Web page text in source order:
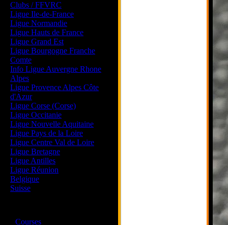
Clubs / FFVRC
Ligue Ile-de-France
Ligue Normandie
Ligue Hauts de France
Ligue Grand Est
Ligue Bourgogne Franche
Comte
Info Ligue Auvergne Rhone
Alpes
Ligue Provence Alpes Côte
d'Azur
Ligue Corse (Corse)
Ligue Occitanie
Ligue Nouvelle Aquitaine
Ligue Pays de la Loire
Ligue Centre Val de Loire
Ligue Bretagne
Ligue Antilles
Ligue Réunion
Belgique
Suisse
Courses